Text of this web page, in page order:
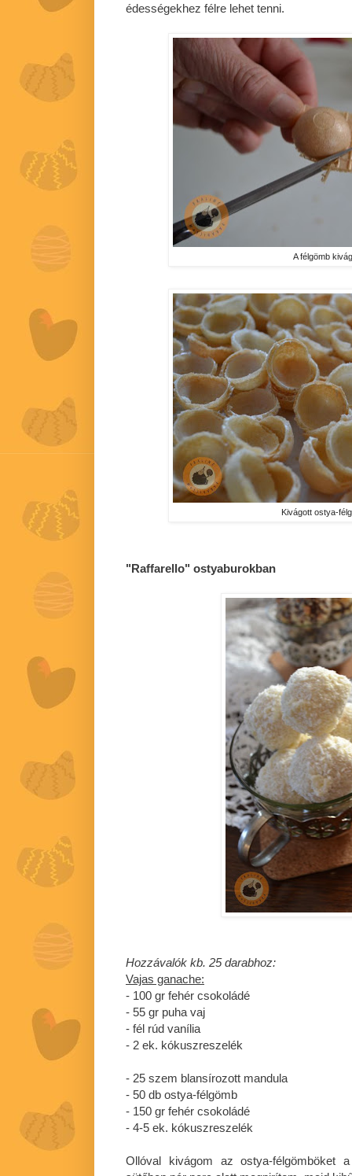
édességekhez félre lehet tenni.
A félgömb
Kivágott ostya-
"Raffarello" ostyaburokban
Hozzávalók kb. 25 darabhoz:
Vajas ganache:
- 100 gr fehér csokoládé
- 55 gr puha vaj
- fél rúd vanília
- 2 ek. kókuszreszelék
- 25 szem blansírozott mandula
- 50 db ostya-félgömb
- 150 gr fehér csokoládé
- 4-5 ek. kókuszreszelék
Ollóval kivágom az ostya-félgömböket